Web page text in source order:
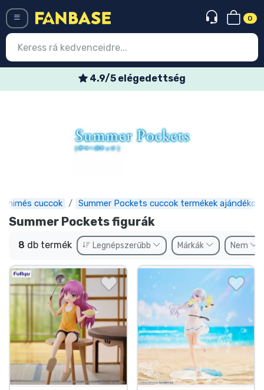
0
4.9/5 elégedettség
Animés cuccok Summer Pockets cuccok termékek ajándékok
Summer Pockets figurák
8 db termék Legnépszerűbb Márkák Nem
Legújabb cuccok
Előrendelhető cuccok
Outlet cuccok
Ajándékkártya
Szállítás és fizetés
Sorozatos cuccok
Filmes cuccok